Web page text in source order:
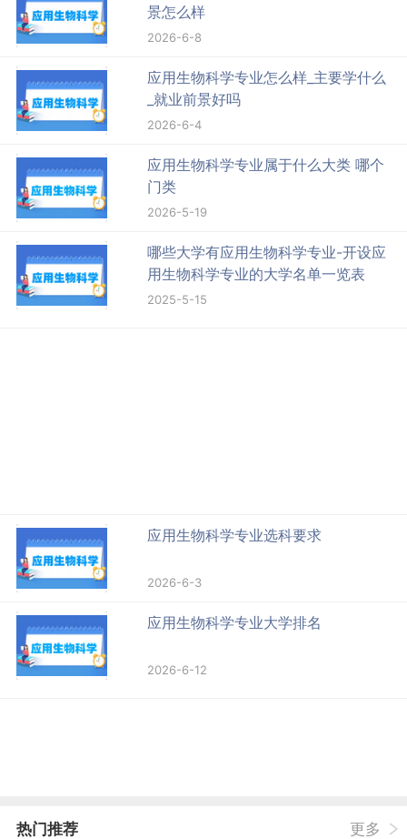
景怎么样
2026-6-8
应用生物科学专业怎么样_主要学什么
_就业前景好吗
2026-6-4
应用生物科学专业属于什么大类 哪个
门类
2026-5-19
哪些大学有应用生物科学专业-开设应
用生物科学专业的大学名单一览表
2025-5-15
应用生物科学专业选科要求
2026-6-3
应用生物科学专业大学排名
2026-6-12
热门推荐 更多